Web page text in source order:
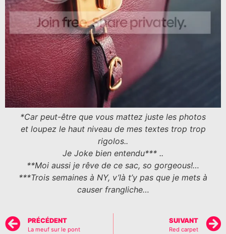
*Car peut-être que vous mattez juste les photos
et loupez le haut niveau de mes textes trop trop
rigolos..
Je Joke bien entendu*** ..
**Moi aussi je rêve de ce sac, so gorgeous!…
***Trois semaines à NY, v’là t’y pas que je mets à
causer frangliche…
PRÉCÉDENT
La meuf sur le pont
SUIVANT
Red carpet